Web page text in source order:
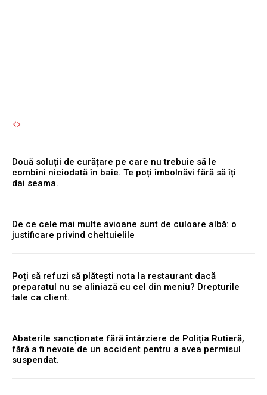
Două soluții de curățare pe care nu trebuie să le
combini niciodată în baie. Te poți îmbolnăvi fără să îți
dai seama.
De ce cele mai multe avioane sunt de culoare albă: o
justificare privind cheltuielile
Poți să refuzi să plătești nota la restaurant dacă
preparatul nu se aliniază cu cel din meniu? Drepturile
tale ca client.
Abaterile sancționate fără întârziere de Poliția Rutieră,
fără a fi nevoie de un accident pentru a avea permisul
suspendat.